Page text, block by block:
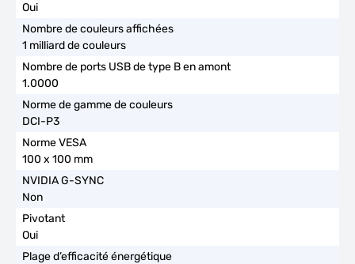
Oui
1 milliard de couleurs
1.0000
DCI-P3
100 x 100 mm
Non
Oui